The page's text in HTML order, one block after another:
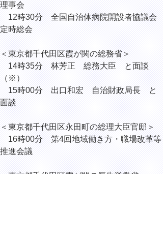
理事会
12時30分 全国自治体病院開設者協議会
定時総会
＜東京都千代田区霞が関の総務省＞
14時35分 林芳正 総務大臣 と面談
（※）
15時00分 出口和宏 自治財政局長 と
面談
＜東京都千代田区永田町の総理大臣官邸＞
16時00分 第4回地域働き方・職場改革等
推進会議
＜東京都千代田区霞が関の厚生労働省＞